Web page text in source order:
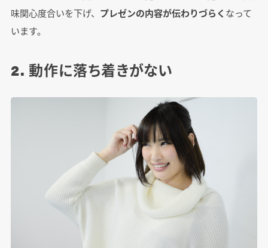
味関心度合いを下げ、 プレゼンの内容が伝わりづらく なって
います。
2. 動作に落ち着きがない